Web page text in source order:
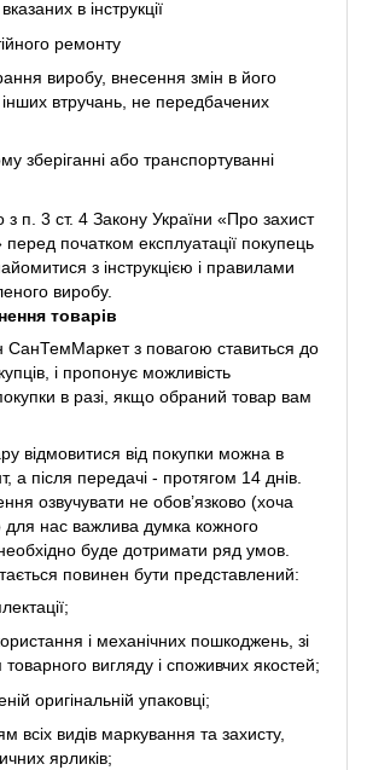
в інструкції
ремонту
виробу, внесення змін в його
інших втручань, не передбачених
зберіганні або транспортуванні
з п. 3 ст. 4 Закону України «Про захист
початком експлуатації покупець
з інструкцією і правилами
виробу.
товарів
СанТемМаркет з повагою ставиться до
і пропонує можливість
в разі, якщо обраний товар вам
відмовитися від покупки можна в
а після передачі - протягом 14 днів.
озвучувати не обов’язково (хоча
нас важлива думка кожного
буде дотримати ряд умов.
повинен бути представлений:
і механічних пошкоджень, зі
вигляду і споживчих якостей;
оригінальній упаковці;
всіх видів маркування та захисту,
ярликів;